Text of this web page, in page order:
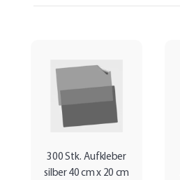
300 Stk. Aufkleber
silber 40 cm x 20 cm